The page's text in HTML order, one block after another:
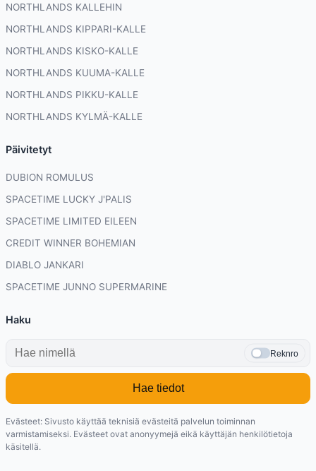
NORTHLANDS KALLEHIN
NORTHLANDS KIPPARI-KALLE
NORTHLANDS KISKO-KALLE
NORTHLANDS KUUMA-KALLE
NORTHLANDS PIKKU-KALLE
NORTHLANDS KYLMÄ-KALLE
Päivitetyt
DUBION ROMULUS
SPACETIME LUCKY J'PALIS
SPACETIME LIMITED EILEEN
CREDIT WINNER BOHEMIAN
DIABLO JANKARI
SPACETIME JUNNO SUPERMARINE
Haku
Reknro
Hae tiedot
Evästeet: Sivusto käyttää teknisiä evästeitä palvelun toiminnan
varmistamiseksi. Evästeet ovat anonyymejä eikä käyttäjän henkilötietoja
käsitellä.